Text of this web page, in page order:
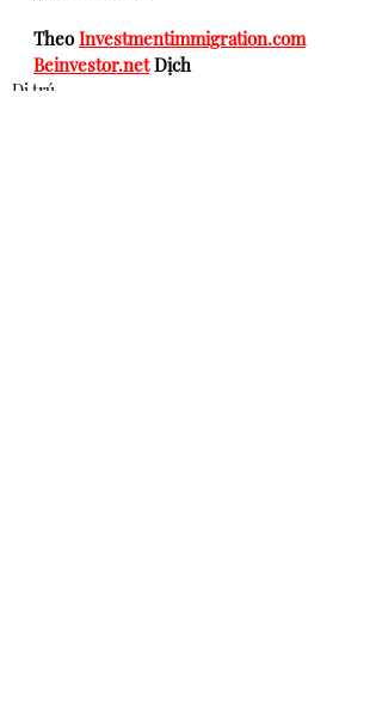
Theo Investmentimmigration.com
Beinvestor.net Dịch
Di trú